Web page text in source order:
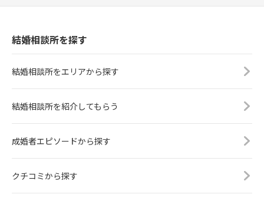
結婚相談所を探す
結婚相談所をエリアから探す
結婚相談所を紹介してもらう
成婚者エピソードから探す
クチコミから探す